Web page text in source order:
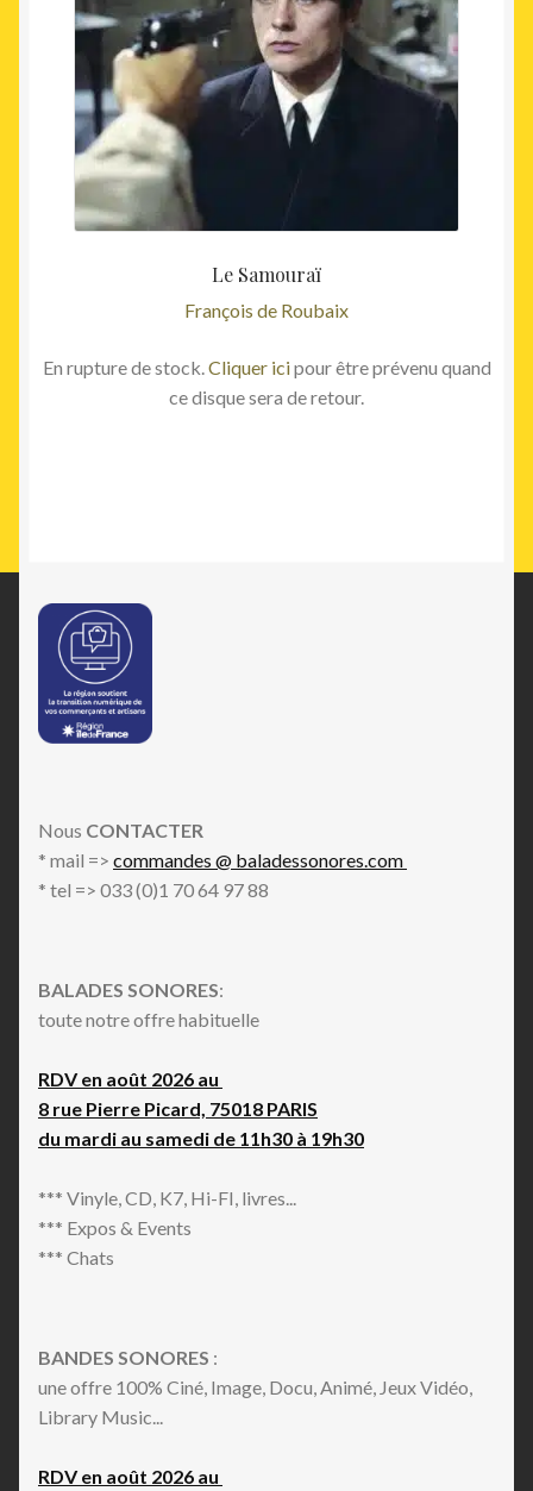
Le Samouraï
François de Roubaix
En rupture de stock.Cliquer icipour être prévenu quand
ce disque sera de retour.
Nous CONTACTER
* mail => commandes @ baladessonores.com
* tel => 033 (0)1 70 64 97 88
BALADES SONORES:
toute notre offre habituelle
RDV en août 2026 au
8 rue Pierre Picard, 75018 PARIS
du mardi au samedi de 11h30 à 19h30
*** Vinyle, CD, K7, Hi-FI, livres...
*** Expos & Events
*** Chats
BANDES SONORES :
une offre 100% Ciné, Image, Docu, Animé, Jeux Vidéo,
Library Music...
RDV en août 2026 au